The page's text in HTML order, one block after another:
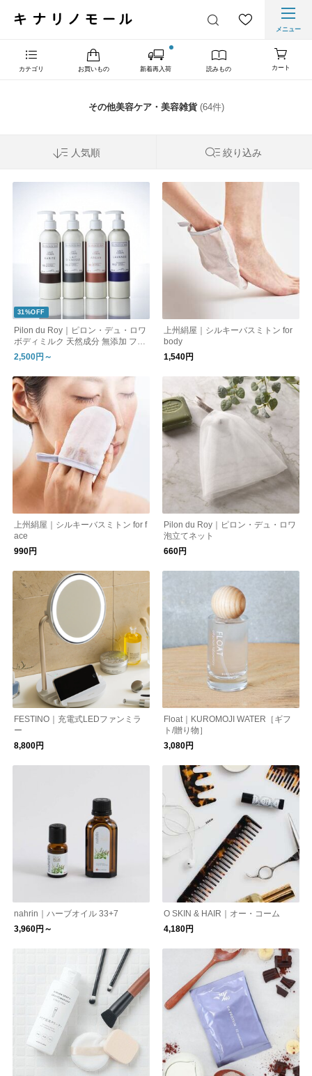
メニュー
カテゴリ お買いもの 新着再入荷 読みもの カート
その他美容ケア・美容雑貨(64件)
人気順 絞り込み
31%OFF
Pilon du Roy｜ピロン・デュ・ロワ
ボディミルク 天然成分 無添加 フラ
ンス
2,500円～
上州絹屋｜シルキーバスミトン for
body
1,540円
上州絹屋｜シルキーバスミトン for f
ace
990円
Pilon du Roy｜ピロン・デュ・ロワ
泡立てネット
660円
FESTINO｜充電式LEDファンミラ
ー
8,800円
Float｜KUROMOJI WATER［ギフ
ト/贈り物］
3,080円
nahrin｜ハーブオイル 33+7
3,960円～
O SKIN & HAIR｜オー・コーム
4,180円